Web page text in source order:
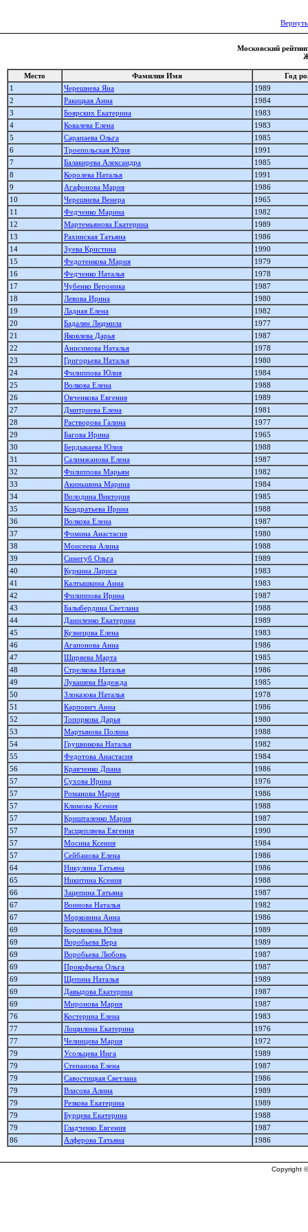
Московский
Место Фамилия Имя
Год
1
Черешнева Яна
1989
2
Ракицкая Анна
1984
3
Боярских Екатерина
1983
4
Ковалева Елена
1983
5
Сарапаева Ольга
1985
6
Троепольская Юлия
1991
7
Балакирева Александра
1985
8
Королева Наталья
1991
9
Агафонова Мария
1986
10
Черешнева Венера
1965
11
Федченко Марина
1982
12
Мартемьянова Екатерина
1989
13
Рахинская Татьяна
1986
14
Зуева Кристина
1990
15
Федотенкова Мария
1979
16
Федченко Наталья
1978
17
Чубенко Вероника
1987
18
Левова Ирина
1980
19
Ладная Елена
1982
20
Бадалян Людмила
1977
21
Яковлева Дарья
1987
22
Анисимова Наталья
1978
23
Григорьева Наталья
1980
24
Филиппова Юлия
1984
25
Волкова Елена
1988
26
Овченкова Евгения
1989
27
Дмитриева Елена
1981
28
Растворова Галина
1977
29
Багова Ирина
1965
30
Бердыкаева Юлия
1988
31
Салимжанова Елена
1987
32
Филиппова Марьям
1982
33
Акиньшина Марина
1984
34
Володина Виктория
1985
35
Кондратьева Ирина
1988
36
Волкова Елена
1987
37
Фомина Анастасия
1980
38
Моисеева Алина
1988
39
Синегуб Ольга
1989
40
Куркина Лариса
1983
41
Калтышкина Анна
1983
42
Филиппова Ирина
1987
43
Балыбердина Светлана
1988
44
Даниленко Екатерина
1989
45
Кузнецова Елена
1983
46
Агапонова Анна
1986
47
Ширяева Марта
1985
48
Стрелкова Наталья
1986
49
Лукашева Надежда
1985
50
Злоказова Наталья
1978
51
Карпович Анна
1986
52
Топоркова Дарья
1980
53
Мартынова Полина
1988
54
Грушникова Наталья
1982
55
Федотова Анастасия
1984
56
Кравченко Диана
1986
57
Сухова Ирина
1976
57
Романова Мария
1986
57
Климова Ксения
1988
57
Кришталенко Мария
1987
57
Расщепляева Евгения
1990
57
Мосина Ксения
1984
57
Сейбанова Елена
1986
64
Никулина Татьяна
1986
65
Никитина Ксения
1988
66
Зацепина Татьяна
1987
67
Воинова Наталья
1982
67
Морковина Анна
1986
69
Боровикова Юлия
1989
69
Воробьева Вера
1989
69
Воробьева Любовь
1987
69
Прокофьева Ольга
1987
69
Щепина Наталья
1989
69
Давыдова Екатерина
1987
69
Миронова Мария
1987
76
Костерина Елена
1983
77
Лощилина Екатерина
1976
77
Челинцева Мария
1972
79
Усольцева Инга
1989
79
Степанова Елена
1987
79
Савостицкая Светлана
1986
79
Власова Алина
1989
79
Резкова Екатерина
1989
79
Бурцева Екатерина
1988
79
Гладченко Евгения
1987
86
Алферова Татьяна 1986
Copyright